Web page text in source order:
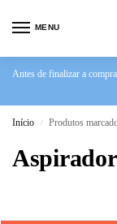
MENU
Antes de finalizar a
Início / Produtos